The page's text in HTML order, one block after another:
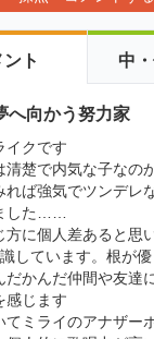
ト 中
へ向かう努力家
イクです
清楚で内気な子なの
れば強気でツンデレ
した……
方に個人差あると思
しています。根が
だかんだ仲間や友達
感じます
てミライのアナザー